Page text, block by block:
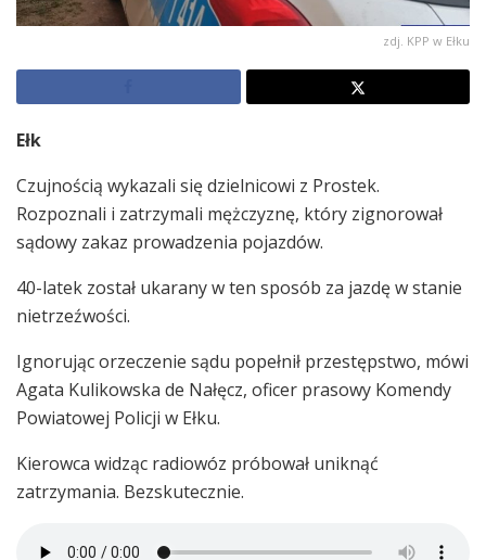
zdj. KPP w Ełku
Ełk
Czujnością wykazali się dzielnicowi z Prostek.
Rozpoznali i zatrzymali mężczyznę, który zignorował
sądowy zakaz prowadzenia pojazdów.
40-latek został ukarany w ten sposób za jazdę w stanie
nietrzeźwości.
Ignorując orzeczenie sądu popełnił przestępstwo, mówi
Agata Kulikowska de Nałęcz, oficer prasowy Komendy
Powiatowej Policji w Ełku.
Kierowca widząc radiowóz próbował uniknąć
zatrzymania. Bezskutecznie.